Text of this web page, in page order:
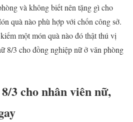
và không biết nên tặng gì cho
quà nào phù hợp với chốn công sở.
một món quà nào đó thật thú vị
8/3 cho đồng nghiệp nữ ở văn phòng
3 cho nhân viên nữ,